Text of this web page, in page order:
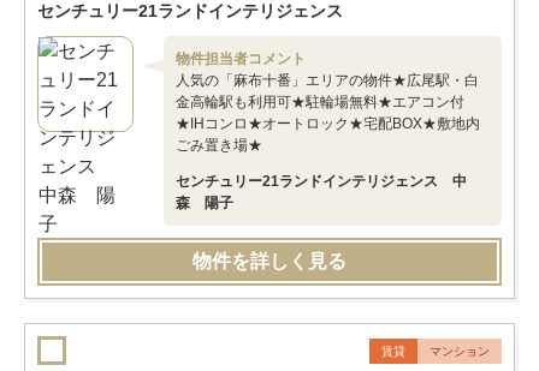
センチュリー21ランドインテリジェンス
物件担当者コメント
人気の「麻布十番」エリアの物件★広尾駅・白
金高輪駅も利用可★駐輪場無料★エアコン付
★IHコンロ★オートロック★宅配BOX★敷地内
ごみ置き場★
センチュリー21ランドインテリジェンス 中
森 陽子
物件を詳しく見る
賃貸 マンション